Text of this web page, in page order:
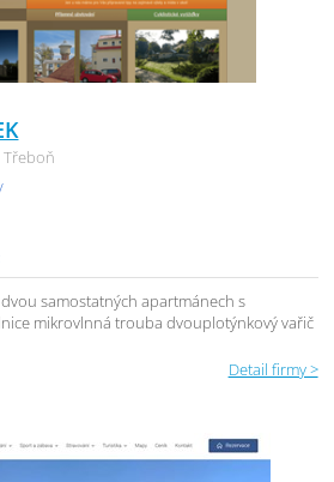
Třeboň
samostatných apartmánech s
mikrovlnná trouba dvouplotýnkový vařič
Detail firmy >